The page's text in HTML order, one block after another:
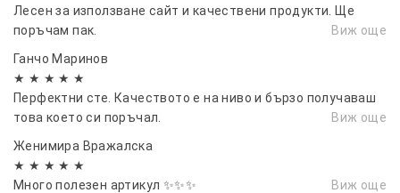
Лесен за използване сайт и качествени продукти. Ще
поръчам пак.
Виж още
Ганчо Маринов
★ ★ ★ ★ ★
Перфектни сте. Качеството е на ниво и бързо получаваш
това което си поръчал.
Виж още
Женимира Вражалска
★ ★ ★ ★ ★
Много полезен артикул ✨✨✨
Виж още